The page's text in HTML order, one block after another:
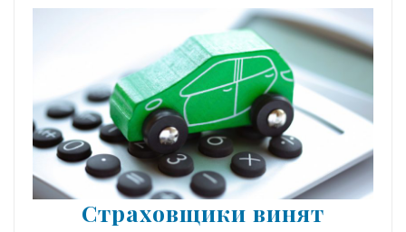
Страховщики винят